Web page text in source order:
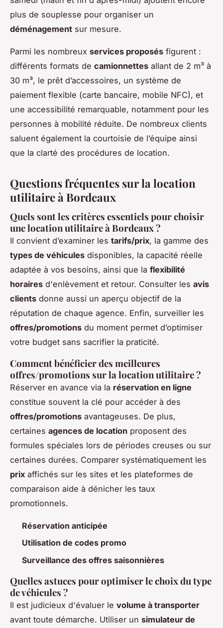
plus de souplesse pour organiser un
déménagement sur mesure.
Parmi les nombreux services proposés figurent :
différents formats de camionnettes allant de 2 m³ à
30 m³, le prêt d’accessoires, un système de
paiement flexible (carte bancaire, mobile NFC), et
une accessibilité remarquable, notamment pour les
personnes à mobilité réduite. De nombreux clients
saluent également la courtoisie de l’équipe ainsi
que la clarté des procédures de location.
Questions fréquentes sur la location
utilitaire à Bordeaux
Quels sont les critères essentiels pour choisir
une location utilitaire à Bordeaux ?
Il convient d’examiner les tarifs/prix, la gamme des
types de véhicules disponibles, la capacité réelle
adaptée à vos besoins, ainsi que la flexibilité
horaires d'enlèvement et retour. Consulter les avis
clients donne aussi un aperçu objectif de la
réputation de chaque agence. Enfin, surveiller les
offres/promotions du moment permet d’optimiser
votre budget sans sacrifier la praticité.
Comment bénéficier des meilleures
offres/promotions sur la location utilitaire ?
Réserver en avance via la réservation en ligne
constitue souvent la clé pour accéder à des
offres/promotions avantageuses. De plus,
certaines agences de location proposent des
formules spéciales lors de périodes creuses ou sur
certaines durées. Comparer systématiquement les
prix affichés sur les sites et les plateformes de
comparaison aide à dénicher les taux
promotionnels.
Réservation anticipée
Utilisation de codes promo
Surveillance des offres saisonnières
Quelles astuces pour optimiser le choix du type
de véhicules ?
Il est judicieux d'évaluer le volume à transporter
avant toute démarche. Utiliser un simulateur de